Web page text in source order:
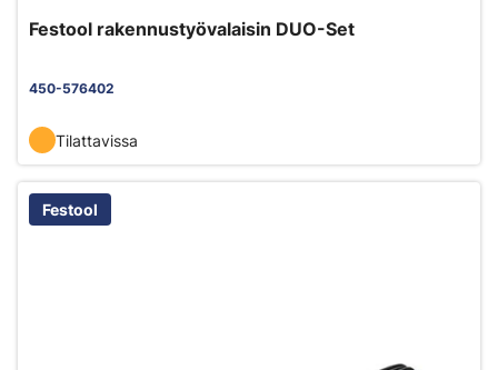
Festool rakennustyövalaisin DUO-Set
450-576402
Tilattavissa
Festool